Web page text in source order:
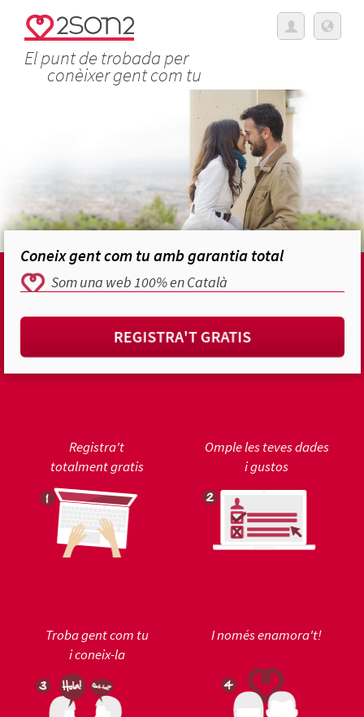
El punt de trobada per
conèixer gent com tu
Coneix gent com tu amb garantia total
Som una web 100% en Català
REGISTRA'T GRATIS
Registra't
totalment gratis
Omple les teves dades
i gustos
Troba gent com tu
i coneix-la
I només enamora't!